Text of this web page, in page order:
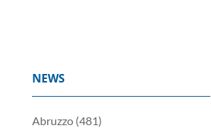
NEWS
Abruzzo(481)